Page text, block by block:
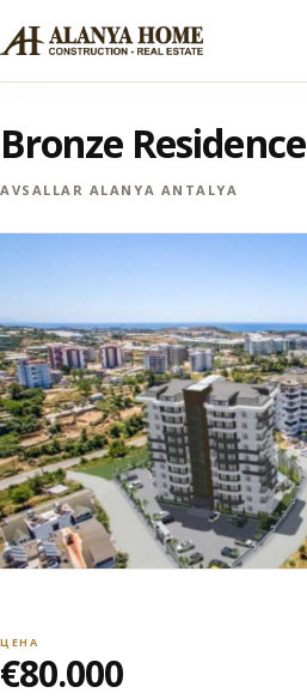
Bronze Residence
AVSALLAR ALANYA ANTALYA
ЦЕНА
€80.000